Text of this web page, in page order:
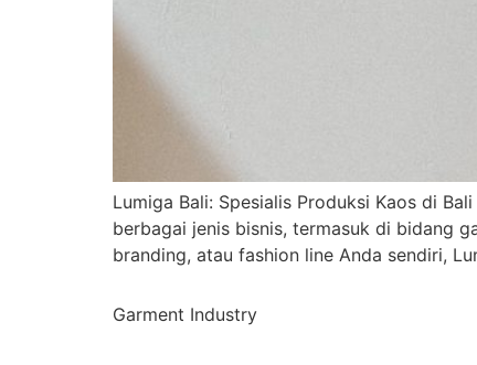
Lumiga Bali: Spesialis Produksi Kaos di
berbagai jenis bisnis, termasuk di bidang
branding, atau fashion line Anda sendiri,
Garment Industry